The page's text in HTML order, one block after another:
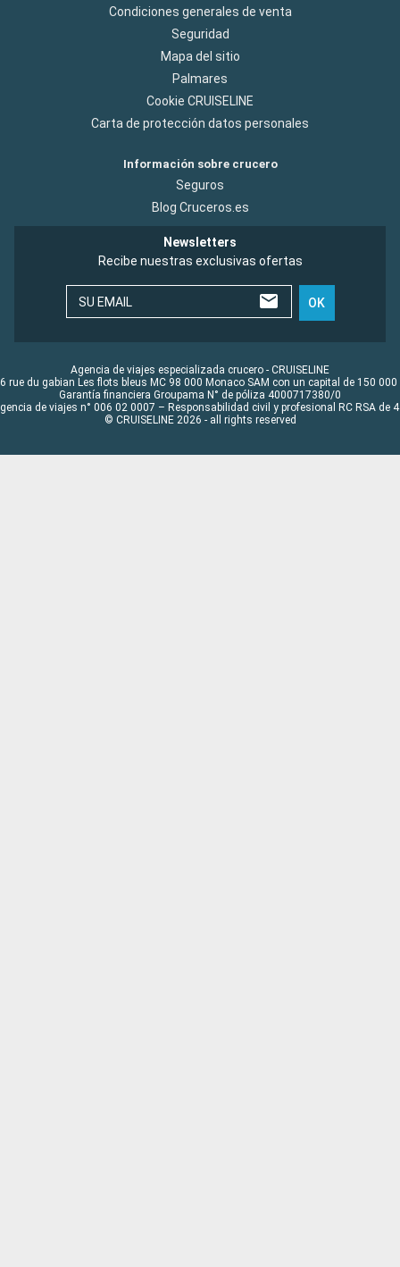
Condiciones generales de venta
Seguridad
Mapa del sitio
Palmares
Cookie CRUISELINE
Carta de protección datos personales
Información sobre crucero
Seguros
Blog Cruceros.es
Newsletters
Recibe nuestras exclusivas ofertas
SU EMAIL OK
Agencia de viajes especializada crucero - CRUISELINE
rue du gabian Les flots bleus MC 98 000 Monaco SAM con un capital de 150 000
Garantía financiera Groupama N° de póliza 4000717380/0
de viajes n° 006 02 0007 – Responsabilidad civil y profesional RC RSA de
© CRUISELINE 2026 - all rights reserved